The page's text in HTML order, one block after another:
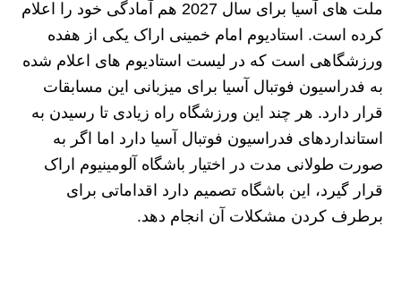
ملت های آسیا برای سال 2027 هم آمادگی خود را اعلام
کرده است. استادیوم امام خمینی اراک یکی از هفده
ورزشگاهی است که در لیست استادیوم های اعلام شده
به فدراسیون فوتبال آسیا برای میزبانی این مسابقات
قرار دارد. هر چند این ورزشگاه راه زیادی تا رسیدن به
استانداردهای فدراسیون فوتبال آسیا دارد اما اگر به
صورت طولانی مدت در اختیار باشگاه آلومینیوم اراک
قرار گیرد، این باشگاه تصمیم دارد اقداماتی برای
برطرف کردن مشکلات آن انجام دهد.